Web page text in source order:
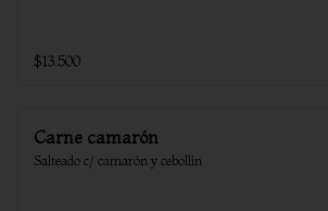
$13.500
Carne camarón
Salteado c/ camarón y cebollín